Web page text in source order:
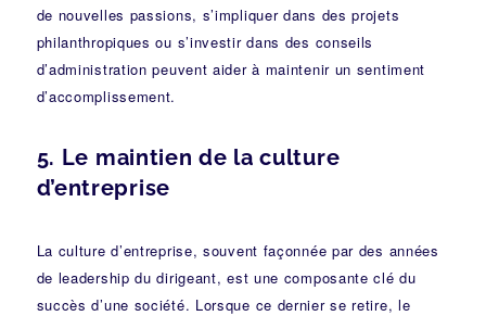
de nouvelles passions, s’impliquer dans des projets
philanthropiques ou s’investir dans des conseils
d’administration peuvent aider à maintenir un sentiment
d’accomplissement.
5. Le maintien de la culture
d’entreprise
La culture d’entreprise, souvent façonnée par des années
de leadership du dirigeant, est une composante clé du
succès d’une société. Lorsque ce dernier se retire, le